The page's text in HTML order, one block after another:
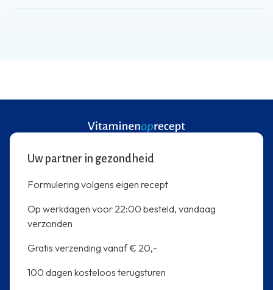
Uw partner in gezondheid
Formulering volgens eigen recept
Op werkdagen voor 22:00 besteld, vandaag
verzonden
Gratis verzending vanaf € 20,-
100 dagen kosteloos terugsturen